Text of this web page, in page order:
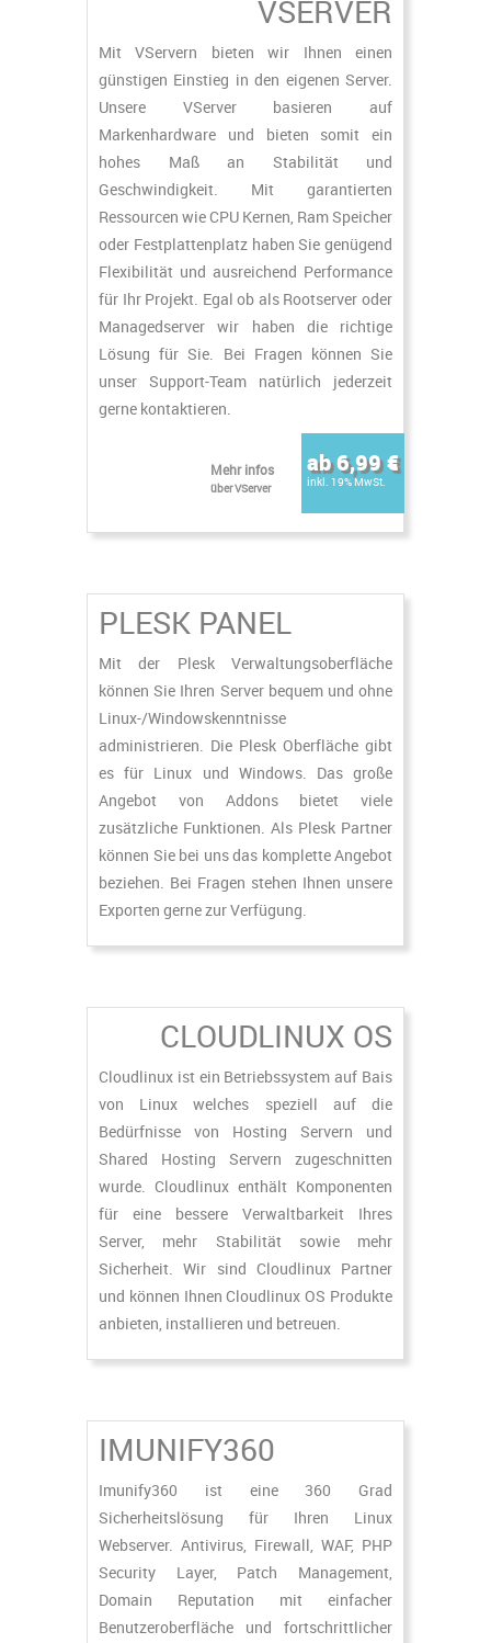
VSERVER
Mit VServern bieten wir Ihnen einen
günstigen Einstieg in den eigenen Server.
Unsere VServer basieren auf
Markenhardware und bieten somit ein
hohes Maß an Stabilität und
Geschwindigkeit. Mit garantierten
Ressourcen wie CPU Kernen, Ram Speicher
oder Festplattenplatz haben Sie genügend
Flexibilität und ausreichend Performance
für Ihr Projekt. Egal ob als Rootserver oder
Managedserver wir haben die richtige
Lösung für Sie. Bei Fragen können Sie
unser Support-Team natürlich jederzeit
gerne kontaktieren.
ab 6,99 €
inkl. 19% MwSt.
Mehr infos
über VServer
PLESK PANEL
Mit der Plesk Verwaltungsoberfläche
können Sie Ihren Server bequem und ohne
Linux-/Windowskenntnisse
administrieren. Die Plesk Oberfläche gibt
es für Linux und Windows. Das große
Angebot von Addons bietet viele
zusätzliche Funktionen. Als Plesk Partner
können Sie bei uns das komplette Angebot
beziehen. Bei Fragen stehen Ihnen unsere
Exporten gerne zur Verfügung.
CLOUDLINUX OS
Cloudlinux ist ein Betriebssystem auf Bais
von Linux welches speziell auf die
Bedürfnisse von Hosting Servern und
Shared Hosting Servern zugeschnitten
wurde. Cloudlinux enthält Komponenten
für eine bessere Verwaltbarkeit Ihres
Server, mehr Stabilität sowie mehr
Sicherheit. Wir sind Cloudlinux Partner
und können Ihnen Cloudlinux OS Produkte
anbieten, installieren und betreuen.
IMUNIFY360
Imunify360 ist eine 360 Grad
Sicherheitslösung für Ihren Linux
Webserver. Antivirus, Firewall, WAF, PHP
Security Layer, Patch Management,
Domain Reputation mit einfacher
Benutzeroberfläche und fortschrittlicher